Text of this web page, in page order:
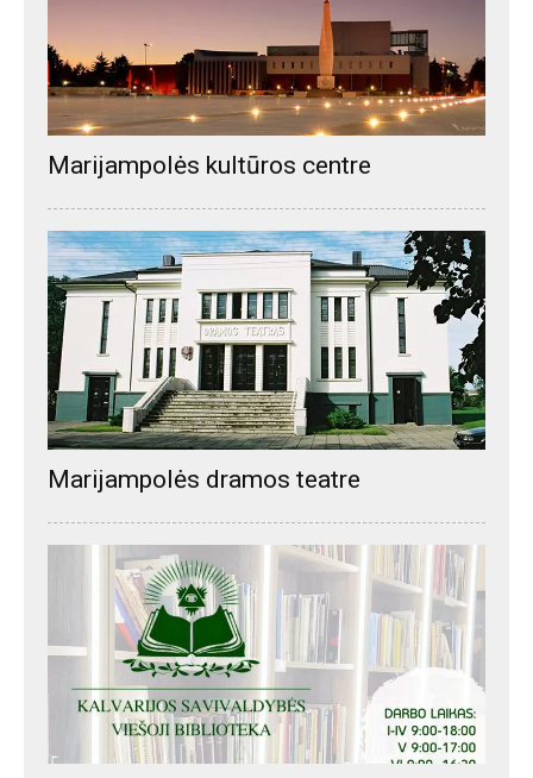
Marijampolės kultūros centre
Marijampolės dramos teatre